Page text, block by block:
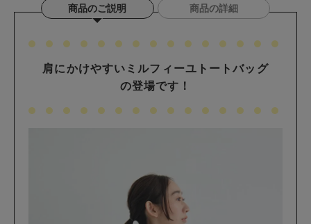
商品のご説明 商品の詳細
肩にかけやすいミルフィーユトートバッグ
の登場です！